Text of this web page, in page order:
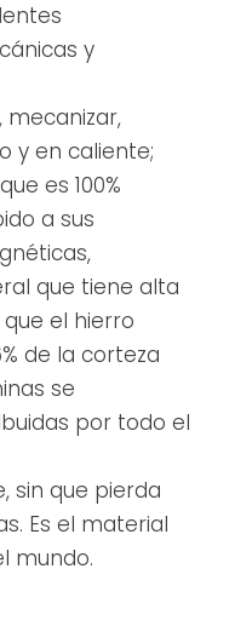
y
mecanizar,
y en caliente;
es 100%
a sus
que tiene alta
el hierro
de la corteza
se
por todo el
sin que pierda
Es el material
mundo.